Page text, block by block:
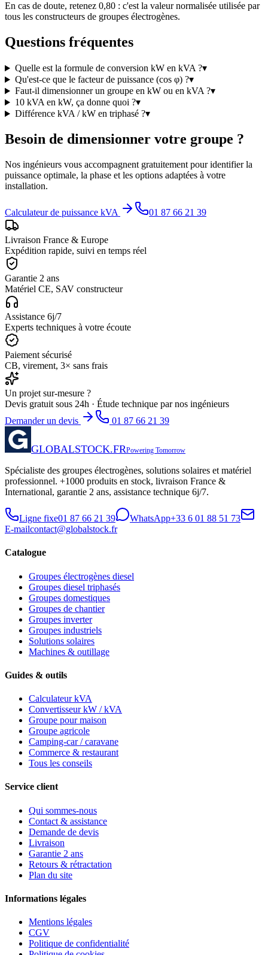
En cas de doute, retenez 0,80 : c'est la valeur normalisée utilisée par
tous les constructeurs de groupes électrogènes.
Questions fréquentes
Quelle est la formule de conversion kW en kVA ?▾
Qu'est-ce que le facteur de puissance (cos φ) ?▾
Faut-il dimensionner un groupe en kW ou en kVA ?▾
10 kVA en kW, ça donne quoi ?▾
Différence kVA / kW en triphasé ?▾
Besoin de dimensionner votre groupe ?
Nos ingénieurs vous accompagnent gratuitement pour identifier la
puissance optimale, la phase et les options adaptées à votre
installation.
Calculateur de puissance kVA 01 87 66 21 39
Livraison France & Europe
Expédition rapide, suivi en temps réel
Garantie 2 ans
Matériel CE, SAV constructeur
Assistance 6j/7
Experts techniques à votre écoute
Paiement sécurisé
CB, virement, 3× sans frais
Un projet sur-mesure ?
Devis gratuit sous 24h · Étude technique par nos ingénieurs
Demander un devis
01 87 66 21 39
GLOBALSTOCK.FRPowering Tomorrow
Spécialiste des groupes électrogènes, solutions solaires et matériel
professionnel. +1000 produits en stock, livraison France &
International, garantie 2 ans, assistance technique 6j/7.
Ligne fixe01 87 66 21 39 WhatsApp+33 6 01 88 51 73
E-mailcontact@globalstock.fr
Catalogue
Groupes électrogènes diesel
Groupes diesel triphasés
Groupes domestiques
Groupes de chantier
Groupes inverter
Groupes industriels
Solutions solaires
Machines & outillage
Guides & outils
Calculateur kVA
Convertisseur kW / kVA
Groupe pour maison
Groupe agricole
Camping-car / caravane
Commerce & restaurant
Tous les conseils
Service client
Qui sommes-nous
Contact & assistance
Demande de devis
Livraison
Garantie 2 ans
Retours & rétractation
Plan du site
Informations légales
Mentions légales
CGV
Politique de confidentialité